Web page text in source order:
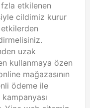
etkilenen
cildimiz kurur
uzak
kullanmaya özen
mağazasının
ödeme ile